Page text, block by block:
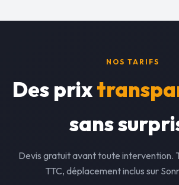
NOS TARIFS
Des prix
sans
Devis gratuit avant toute intervention.
TTC, déplacement inclus sur